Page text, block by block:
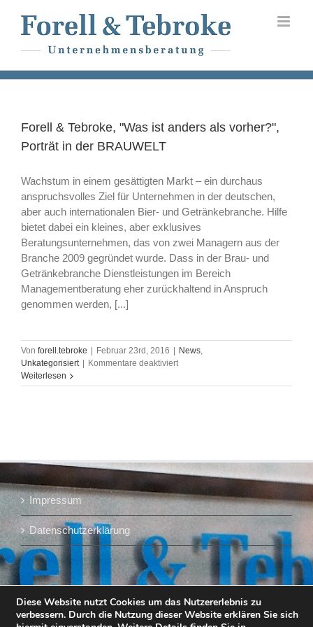
content
Forell & Tebroke, "Was ist anders als vorher?",
Porträt in der BRAUWELT
Wachstum in einem gesättigten Markt – ein durchaus
anspruchsvolles Ziel für Unternehmen in der deutschen,
aber auch internationalen Bier- und Getränkebranche. Hilfe
bietet dabei ein kleines, aber exklusives
Beratungsunternehmen, das von zwei Managern aus der
Branche 2009 gegründet wurde. Dass in der Brau- und
Getränkebranche Dienstleistungen im Bereich
Managementberatung eher zurückhaltend in Anspruch
genommen werden, [...]
Von forell.tebroke Februar 23rd, 2016 News,
Unkategorisiert
Kommentare deaktiviertfür
&
vorher?",
Porträt
der
BRAUWELT
Weiterlesen
Impressum
Datenschutzerklärung
Diese Website nutzt Cookies um das Nutzererlebnis zu
verbessern. Durch die Nutzung dieser Website erklären Sie sich